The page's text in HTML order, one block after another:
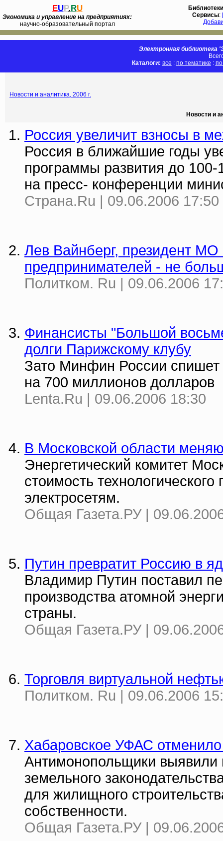
EUP.RU
Экономика и управление на предприятиях:
научно-образовательный портал
Библиотеки
Сервисы:
Электронная библиотека
Каталоги: все : по тематике :
Новости и аналитика, 2006 г.
Новости и
Россия увеличит взносы в
Россия в ближайшие годы
программы развития до
на пресс- конференции
Страна.Ru | 09.06.2006 17:50
Лев Вайнберг, президент
предпринимателей - не
Политком. Ru | 09.06.2006
Финансисты "Большой
долги Парижскому клубу
Зато Минфин России
на 700 миллионов долларов
Lenta.Ru | 09.06.2006 18:30
В Московской области
Энергетический комитет
стоимость
электросетям.
Общая Газета.РУ |
Путин превратит Россию в
Владимир Путин поставил
производства атомной
страны.
Общая Газета.РУ |
Торговля виртуальной
Политком. Ru | 09.06.2006
Хабаровское УФАС
Антимонопольщики выявили
земельного
для жилищного
собственности.
Общая Газета.РУ |